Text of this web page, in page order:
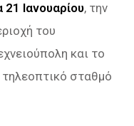
Ιανουαρίου, την
του
και το
σταθμό